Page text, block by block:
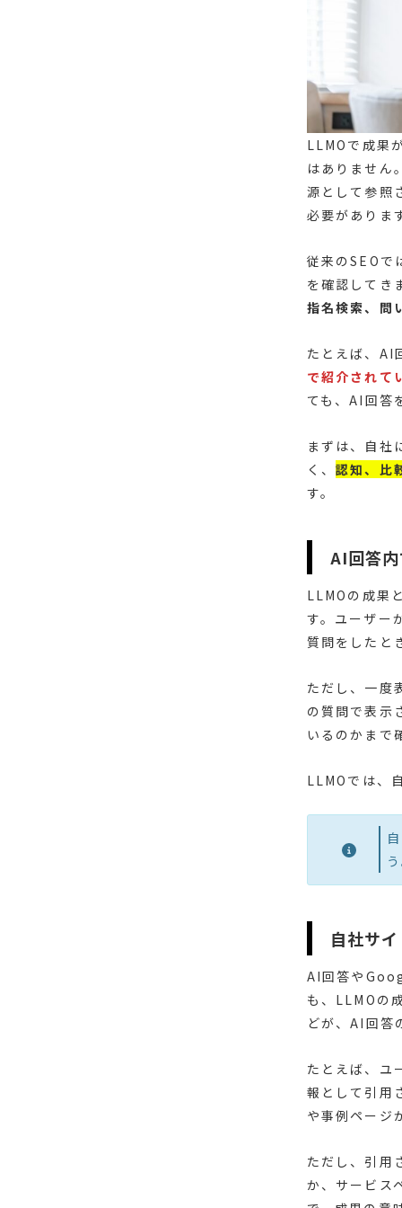
LLMOで成果
はありません
源として参照
必要がありま
従来のSEOで
を確認してき
指名検索、問
たとえば、AI
で紹介されて
ても、AI回答
まずは、自社
く、認知、比
す。
AI回答
LLMOの成果
す。ユーザー
質問をしたと
ただし、一度
の質問で表示
いるのかまで
LLMOでは、
自社サ
AI回答や
も、LLMOの
どが、AI回答
たとえば、ユ
報として引用
や事例ページ
ただし、引用
か、サービス